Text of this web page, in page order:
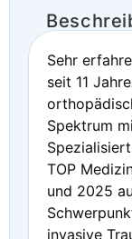
Sehr
seit 11
Spektrum
TOP
und 2025
invasive